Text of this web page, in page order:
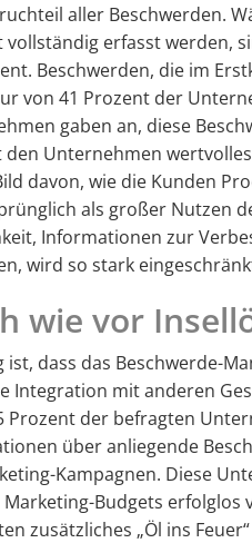
aller Beschwerden.
vollständig erfasst werden,
Beschwerden, die im
von 41 Prozent der
gaben an, diese
den Unternehmen
davon, wie die Kunden
als großer Nutzen
Informationen zur
wird so stark
wie vor
ist, dass das Beschwerde-
Integration mit anderen
Prozent der befragten
über anliegende
Kampagnen. Diese
Marketing-Budgets
zusätzliches „Öl ins